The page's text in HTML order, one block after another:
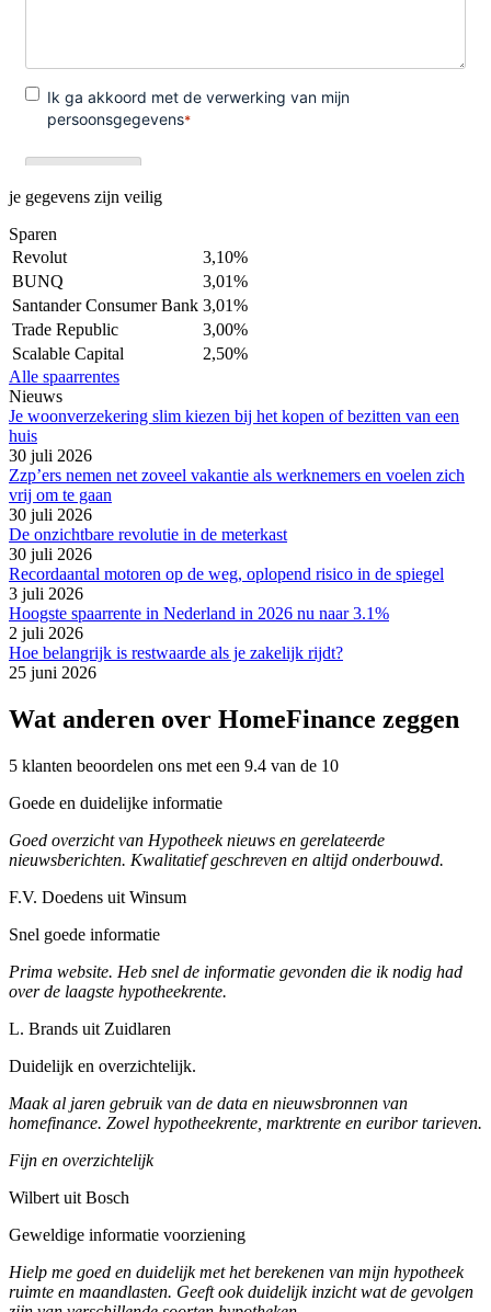
je gegevens zijn veilig
Sparen
Revolut
3,10%
BUNQ
3,01%
Santander Consumer Bank 3,01%
Trade Republic
3,00%
Scalable Capital
2,50%
Alle spaarrentes
Nieuws
Je woonverzekering slim kiezen bij het kopen of bezitten van een
huis
30 juli 2026
Zzp’ers nemen net zoveel vakantie als werknemers en voelen zich
vrij om te gaan
30 juli 2026
De onzichtbare revolutie in de meterkast
30 juli 2026
Recordaantal motoren op de weg, oplopend risico in de spiegel
3 juli 2026
Hoogste spaarrente in Nederland in 2026 nu naar 3.1%
2 juli 2026
Hoe belangrijk is restwaarde als je zakelijk rijdt?
25 juni 2026
Wat anderen over HomeFinance zeggen
5 klanten beoordelen ons met een 9.4 van de 10
Goede en duidelijke informatie
Goed overzicht van Hypotheek nieuws en gerelateerde
nieuwsberichten. Kwalitatief geschreven en altijd onderbouwd.
F.V. Doedens uit Winsum
Snel goede informatie
Prima website. Heb snel de informatie gevonden die ik nodig had
over de laagste hypotheekrente.
L. Brands uit Zuidlaren
Duidelijk en overzichtelijk.
Maak al jaren gebruik van de data en nieuwsbronnen van
homefinance. Zowel hypotheekrente, marktrente en euribor tarieven.
Fijn en overzichtelijk
Wilbert uit Bosch
Geweldige informatie voorziening
Hielp me goed en duidelijk met het berekenen van mijn hypotheek
ruimte en maandlasten. Geeft ook duidelijk inzicht wat de gevolgen